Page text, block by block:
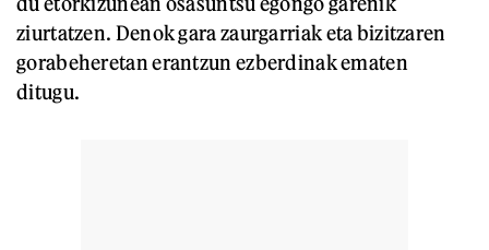
ziurtatzen. Denok gara zaurgarriak eta bizitzaren
gorabeheretan erantzun ezberdinak ematen
ditugu.